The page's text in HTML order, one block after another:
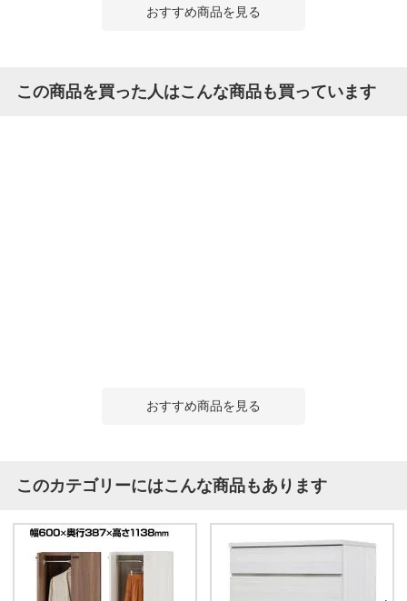
おすすめ商品を見る
この商品を買った人はこんな商品も買っています
おすすめ商品を見る
このカテゴリーにはこんな商品もあります